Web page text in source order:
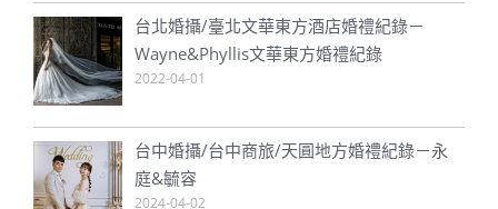
台北婚攝/臺北文華東方酒店婚禮紀錄－
Wayne&Phyllis文華東方婚禮紀錄
2022-04-01
台中婚攝/台中商旅/天圓地方婚禮紀錄－永
庭&毓容
2024-04-02